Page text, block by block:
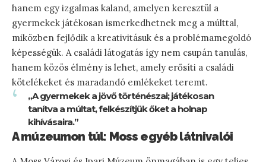
hanem egy izgalmas kaland, amelyen keresztül a
gyermekek játékosan ismerkedhetnek meg a múlttal,
miközben fejlődik a kreativitásuk és a problémamegoldó
képességük. A családi látogatás így nem csupán tanulás,
hanem közös élmény is lehet, amely erősíti a családi
kötelékeket és maradandó emlékeket teremt.
„A gyermekek a jövő történészai; játékosan
tanítva a múltat, felkészítjük őket a holnap
kihívásaira.”
A múzeumon túl: Moss egyéb látnivalói